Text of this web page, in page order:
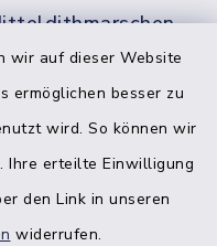
wir auf dieser Website
ermöglichen besser zu
wird. So können wir
Ihre erteilte Einwilligung
den Link in unseren
widerrufen.